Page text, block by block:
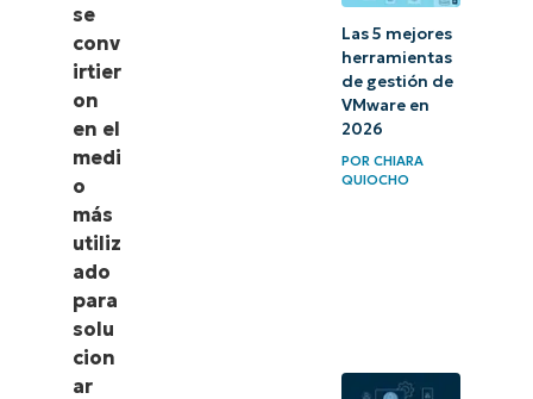
se
conv
irtier
on
en el
medi
o
más
utiliz
ado
para
solu
cion
ar
Las 5 mejores
herramientas
de gestión de
VMware en
2026
PORCHIARA
QUIOCHO